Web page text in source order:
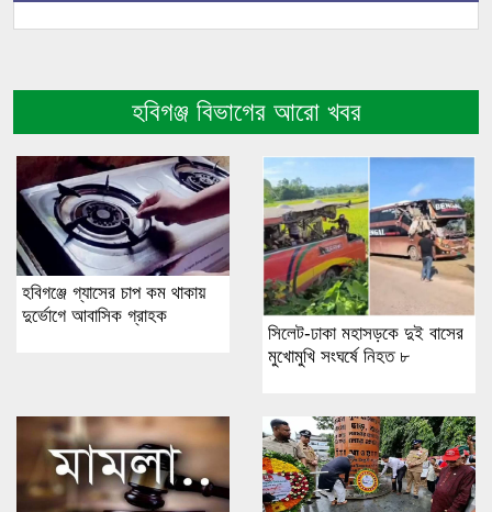
হবিগঞ্জ বিভাগের আরো খবর
হবিগঞ্জে গ্যাসের চাপ কম থাকায়
দুর্ভোগে আবাসিক গ্রাহক
‎সিলেট-ঢাকা মহাসড়কে দুই বাসের
মুখোমুখি সংঘর্ষে নিহত ৮